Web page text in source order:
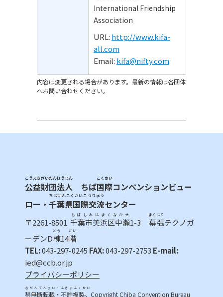
International Friendship
Association
URL: http://www.kifa-
all.com
Email: kifa@nifty.com
内容は変更される場合があります。最新の情報は各団体
へお問い合わせください。
公益財団法人
こうえきざいだんほうじん
ちば国際
こくさい
コンベンションビュー
ロー・ 千葉県国際交流
ちばけんこくさいこうりゅう
センター
〒2261-8501 千葉市美浜区中瀬
ちばしみはまくなかせ
1-3 幕張
まくはり
テクノガ
ーデンD棟
とう
14階
かい
TEL:043-297-0245 FAX:043-297-2753 E-mail:
ied@ccb.or.jp
プライバシーポリシー
禁無断転載・不許複製。
むだんてんさい・ふきょふくせい
Copyright Chiba Convention Bureau